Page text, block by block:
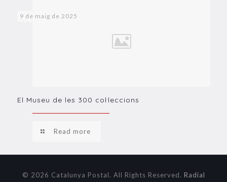
9 de maig de 2025
El Museu de les 300 col·leccions
Read more
© 2026 Catalunya Postal. All Rights Reserved. Radial